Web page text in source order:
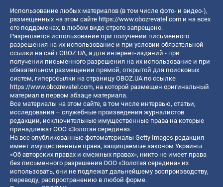
Использование любых материалов (в том числе фото- и видео-),
размещенных на этом сайте https://www.obozrevatel.com и на всех
его поддоменах, в любом виде строго запрещено.
Разрешается использование при получении письменного
разрешения на их использование и при условии обязательной
ссылки на сайт OBOZ.UA, а для интернет-изданий - при
получении письменного разрешения на их использование и при
обязательном размещении прямой, открытой для поисковых
систем, гиперссылки на страницу OBOZ.UA по ссылке
https://www.obozrevatel.com, на которой размещен оригинальный
материал в первом абзаце материала.
Все материалы на этом сайте, в том числе интервью, статьи,
исследования – служебные произведения журналистов
редакции, исключительные имущественные права на которые
принадлежат ООО «Золотая середина».
На все опубликованные фотоматериалы Getty Images редакция
имеет имущественные права, защищаемые законом Украины
«Об авторских правах и смежных правах», никто не имеет права
без письменного разрешения ООО «Золотая середина» их
использовать, они не подлежат дальнейшему воспроизводству,
переводу, распространению в любой форме.